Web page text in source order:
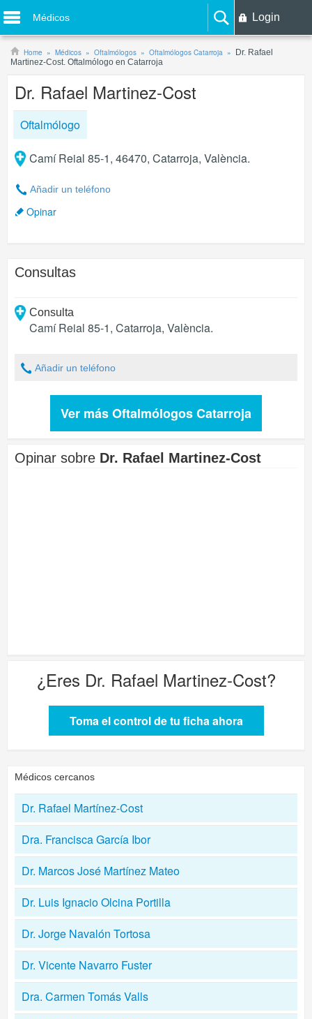
Médicos Login
Home Médicos Oftalmólogos Oftalmólogos Catarroja
Dr. Rafael
Martinez-Cost. Oftalmólogo en Catarroja
Dr. Rafael Martinez-Cost
Oftalmólogo
Camí Reial 85-1, 46470, Catarroja, València.
Añadir un teléfono
Opinar
Consultas
Consulta
Camí Reial 85-1, Catarroja, València.
Añadir un teléfono
Ver más Oftalmólogos Catarroja
Opinar sobre Dr. Rafael Martinez-Cost
¿Eres Dr. Rafael Martinez-Cost?
Toma el control de tu ficha ahora
Médicos cercanos
Dr. Rafael Martínez-Cost
Dra. Francisca García Ibor
Dr. Marcos José Martínez Mateo
Dr. Luis Ignacio Olcina Portilla
Dr. Jorge Navalón Tortosa
Dr. Vicente Navarro Fuster
Dra. Carmen Tomás Valls